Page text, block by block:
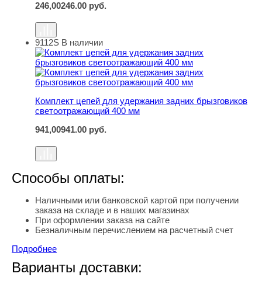
246,00246.00 руб.
Комплект цепей для удержания задних брызговиков
9112S В наличии
Комплект цепей для удержания задних брызговиков
светоотражающий 400 мм
941,00941.00 руб.
Способы оплаты:
Наличными или банковской картой при получении
заказа на складе и в наших магазинах
При оформлении заказа на сайте
Безналичным перечислением на расчетный счет
Подробнее
Варианты доставки: